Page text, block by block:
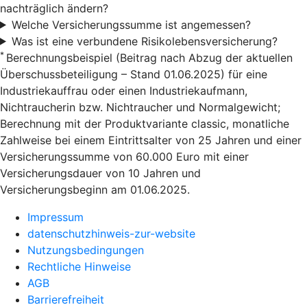
nachträglich ändern?
Welche Versicherungssumme ist angemessen?
Was ist eine verbundene Risikolebensversicherung?
* Berechnungsbeispiel (Beitrag nach Abzug der aktuellen
Überschussbeteiligung – Stand 01.06.2025) für eine
Industriekauffrau oder einen Industriekaufmann,
Nichtraucherin bzw. Nichtraucher und Normalgewicht;
Berechnung mit der Produktvariante classic, monatliche
Zahlweise bei einem Eintrittsalter von 25 Jahren und einer
Versicherungssumme von 60.000 Euro mit einer
Versicherungsdauer von 10 Jahren und
Versicherungsbeginn am 01.06.2025.
Impressum
datenschutzhinweis-zur-website
Nutzungsbedingungen
Rechtliche Hinweise
AGB
Barrierefreiheit